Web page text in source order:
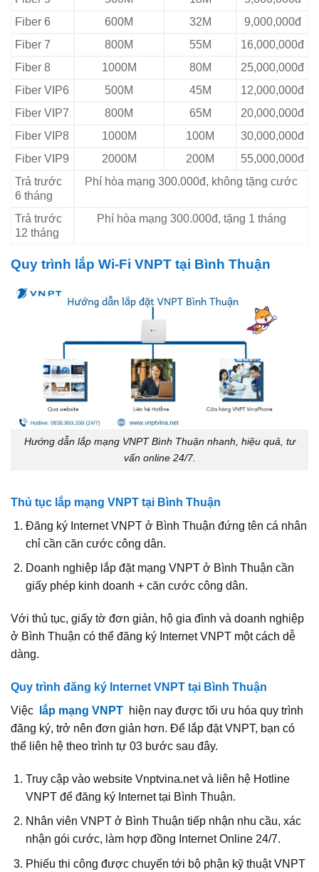
Fiber 6
600M 32M
9,000,000đ
Fiber 7
800M 55M
16,000,000đ
Fiber 8
1000M 80M
25,000,000đ
Fiber VIP6
500M 45M
12,000,000đ
Fiber VIP7
800M 65M
20,000,000đ
Fiber VIP8
1000M 100M
30,000,000đ
Fiber VIP9
2000M 200M
55,000,000đ
Trả trước
6 tháng
Phí hòa mạng 300.000đ, không tặng cước
Trả trước
12 tháng
Phí hòa mạng 300.000đ, tặng 1 tháng
Quy trình lắp Wi-Fi VNPT tại Bình Thuận
Hướng dẫn lắp mạng VNPT Bình Thuận nhanh, hiệu quả, tư
vấn online 24/7.
Thủ tục lắp mạng VNPT tại Bình Thuận
Đăng ký Internet VNPT ở Bình Thuận đứng tên cá nhân
chỉ cần căn cước công dân.
Doanh nghiệp lắp đặt mạng VNPT ở Bình Thuận cần
giấy phép kinh doanh + căn cước công dân.
Với thủ tục, giấy tờ đơn giản, hộ gia đình và doanh nghiệp
ở Bình Thuận có thể đăng ký Internet VNPT một cách dễ
dàng.
Quy trình đăng ký Internet VNPT tại Bình Thuận
Việc
lắp mạng VNPT hiện nay được tối ưu hóa quy trình
đăng ký, trở nên đơn giản hơn. Để lắp đặt VNPT, bạn có
thể liên hệ theo trình tự 03 bước sau đây.
Truy cập vào website Vnptvina.net và liên hệ Hotline
VNPT để đăng ký Internet tại Bình Thuận.
Nhân viên VNPT ở Bình Thuận tiếp nhận nhu cầu, xác
nhận gói cước, làm hợp đồng Internet Online 24/7.
Phiếu thi công được chuyển tới bộ phận kỹ thuật VNPT